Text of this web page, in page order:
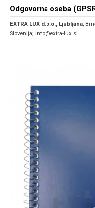
Odgovorna oseba
EXTRA LUX d.o.o., Ljubljana,
Slovenija; info@extra-lux.si